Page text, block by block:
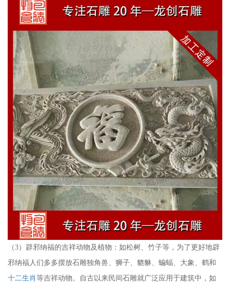
（3）辟邪纳福的吉祥动物及植物：如松树、竹子等，为了更好地辟
邪纳福人们多多摆放石雕独角兽、狮子、貔貅、蝙蝠、大象、鹤和
十二生肖等吉祥动物。自古以来民间石雕就广泛应用于建筑中，如